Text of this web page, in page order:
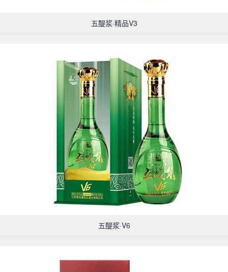
五醍浆·精品V3
五醍浆·V6